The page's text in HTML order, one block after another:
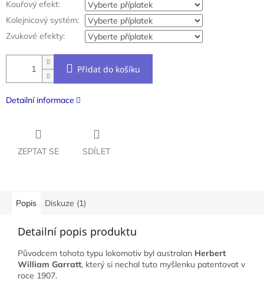
Kouřový efekt:
Kolejnicový systém:
Zvukové efekty:
Přidat do košíku
Detailní informace
ZEPTAT SE SDÍLET
Popis Diskuze (1)
Detailní popis produktu
Původcem tohoto typu lokomotiv byl australan Herbert
William Garratt, který si nechal tuto myšlenku patentovat v
roce 1907.